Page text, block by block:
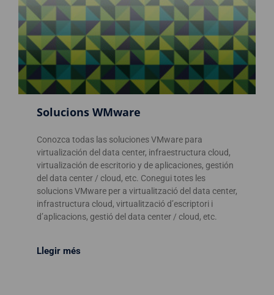
Solucions WMware
Conozca todas las soluciones VMware para
virtualización del data center, infraestructura cloud,
virtualización de escritorio y de aplicaciones, gestión
del data center / cloud, etc. Conegui totes les
solucions VMware per a virtualització del data center,
infrastructura cloud, virtualització d’escriptori i
d’aplicacions, gestió del data center / cloud, etc.
Llegir més